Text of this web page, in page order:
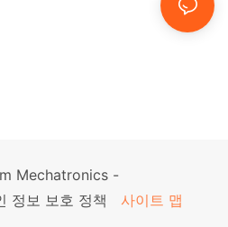
Mechatronics -
정보 보호 정책 사이트 맵